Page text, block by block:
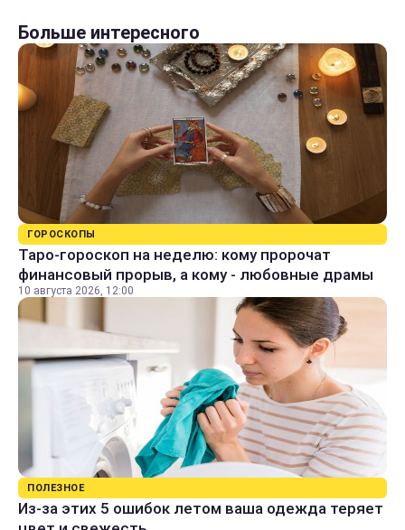
Больше интересного
ГОРОСКОПЫ
Таро-гороскоп на неделю: кому пророчат
финансовый прорыв, а кому - любовные драмы
10 августа 2026, 12:00
ПОЛЕЗНОЕ
Из-за этих 5 ошибок летом ваша одежда теряет